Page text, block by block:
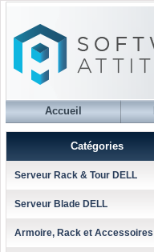
Accueil
Catégories
Serveur Rack & Tour DELL
Serveur Blade DELL
Armoire, Rack et Accessoires